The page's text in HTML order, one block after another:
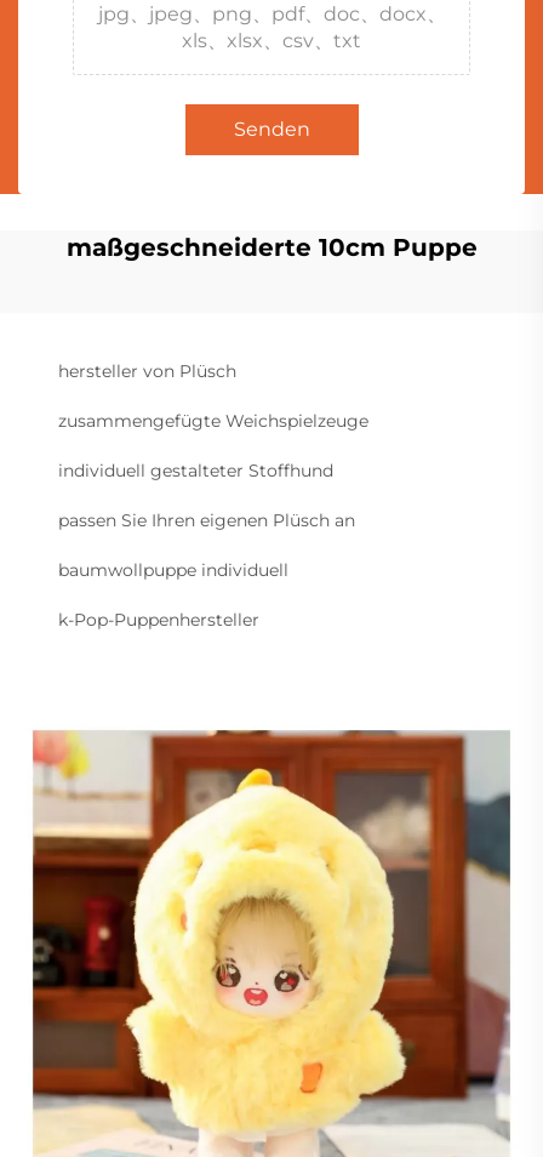
jpg、jpeg、png、pdf、doc、docx、
xls、xlsx、csv、txt
Senden
maßgeschneiderte 10cm Puppe
hersteller von Plüsch
zusammengefügte Weichspielzeuge
individuell gestalteter Stoffhund
passen Sie Ihren eigenen Plüsch an
baumwollpuppe individuell
k-Pop-Puppenhersteller